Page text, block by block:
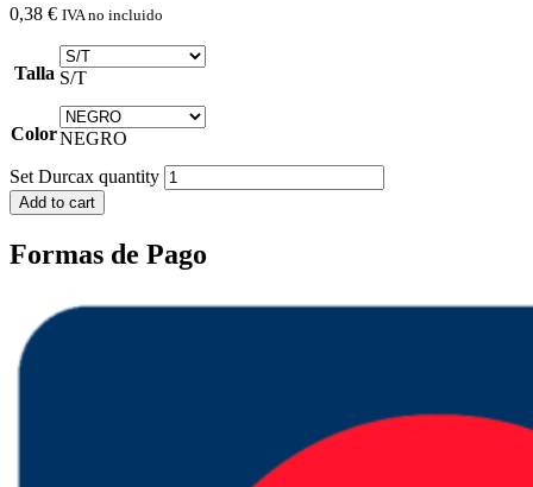
0,38 € IVA no incluido
Talla S/T
ColorNEGRO
Set Durcax quantity
Add to cart
Formas de Pago